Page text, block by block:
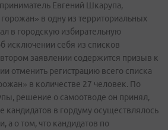
Евгений Шкарупа,
в одну из территориальных
в городскую избирательную
исключении себя из списков
заявлении содержится призыв к
отменить регистрацию всего списка
в количестве 27 человек. По
решение о самоотводе он принял,
кандидатов в гордуму осуществлялось
а о том, что кандидатов по